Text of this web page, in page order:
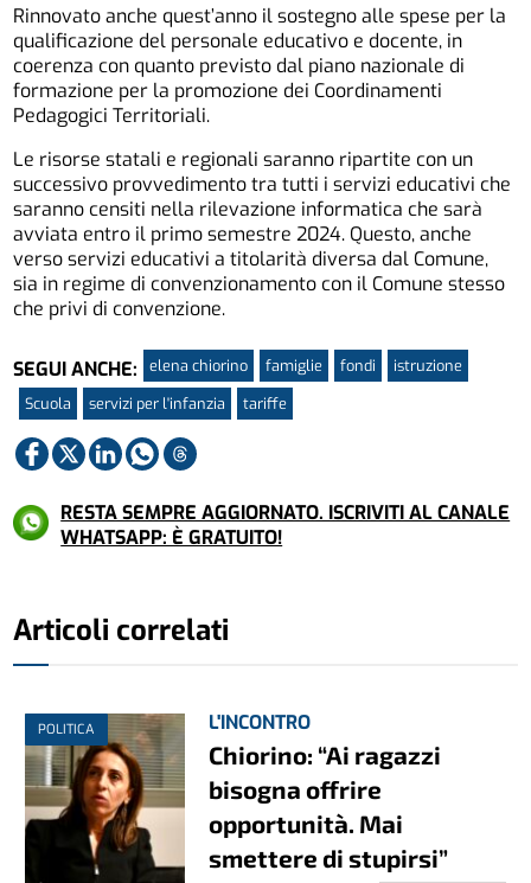
Rinnovato anche quest’anno il sostegno alle spese per la
qualificazione del personale educativo e docente, in
coerenza con quanto previsto dal piano nazionale di
formazione per la promozione dei Coordinamenti
Pedagogici Territoriali.
Le risorse statali e regionali saranno ripartite con un
successivo provvedimento tra tutti i servizi educativi che
saranno censiti nella rilevazione informatica che sarà
avviata entro il primo semestre 2024. Questo, anche
verso servizi educativi a titolarità diversa dal Comune,
sia in regime di convenzionamento con il Comune stesso
che privi di convenzione.
SEGUI ANCHE: elena chiorino famiglie fondi
istruzione
Scuola
servizi per l'infanzia tariffe
RESTA SEMPRE AGGIORNATO. ISCRIVITI AL CANALE
WHATSAPP: È GRATUITO!
Articoli correlati
POLITICA L'INCONTRO
Chiorino: “Ai ragazzi
bisogna offrire
opportunità. Mai
smettere di stupirsi”